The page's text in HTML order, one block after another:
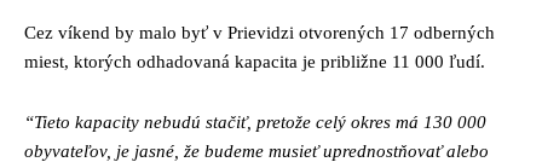
Cez víkend by malo byť v Prievidzi otvorených 17 odberných
miest, ktorých odhadovaná kapacita je približne 11 000 ľudí.
“Tieto kapacity nebudú stačiť, pretože celý okres má 130 000
obyvateľov, je jasné, že budeme musieť uprednostňovať alebo